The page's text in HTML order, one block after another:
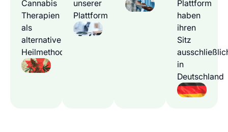
Cannabis
Therapien
als
alternative
Heilmethode
unserer
Plattform
Plattform
haben
ihren
Sitz
in
Deutschland